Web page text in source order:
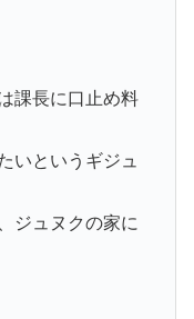
課長に口止め料
いというギジュ
ジュヌクの家に